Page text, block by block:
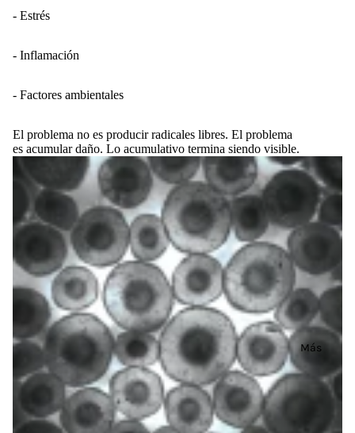
Más
- Estrés
- Inflamación
- Factores ambientales
El problema no es producir radicales libres. El problema
es acumular daño. Lo acumulativo termina siendo visible.